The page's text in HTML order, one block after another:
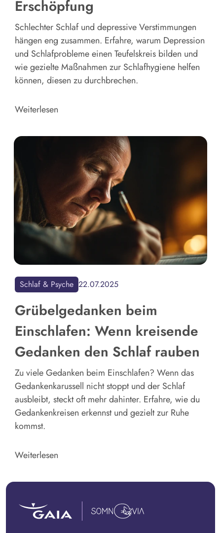
Erschöpfung
Schlechter Schlaf und depressive Verstimmungen
hängen eng zusammen. Erfahre, warum Depression
und Schlafprobleme einen Teufelskreis bilden und
wie gezielte Maßnahmen zur Schlafhygiene helfen
können, diesen zu durchbrechen.
Weiterlesen
Schlaf & Psyche 22.07.2025
Grübelgedanken beim
Einschlafen: Wenn kreisende
Gedanken den Schlaf rauben
Zu viele Gedanken beim Einschlafen? Wenn das
Gedankenkarussell nicht stoppt und der Schlaf
ausbleibt, steckt oft mehr dahinter. Erfahre, wie du
Gedankenkreisen erkennst und gezielt zur Ruhe
kommst.
Weiterlesen